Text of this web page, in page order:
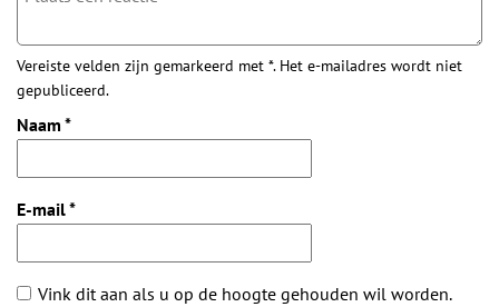
Vereiste velden zijn gemarkeerd met *. Het e-mailadres wordt niet
gepubliceerd.
Naam *
E-mail*
Vink dit aan als u op de hoogte gehouden wil worden.